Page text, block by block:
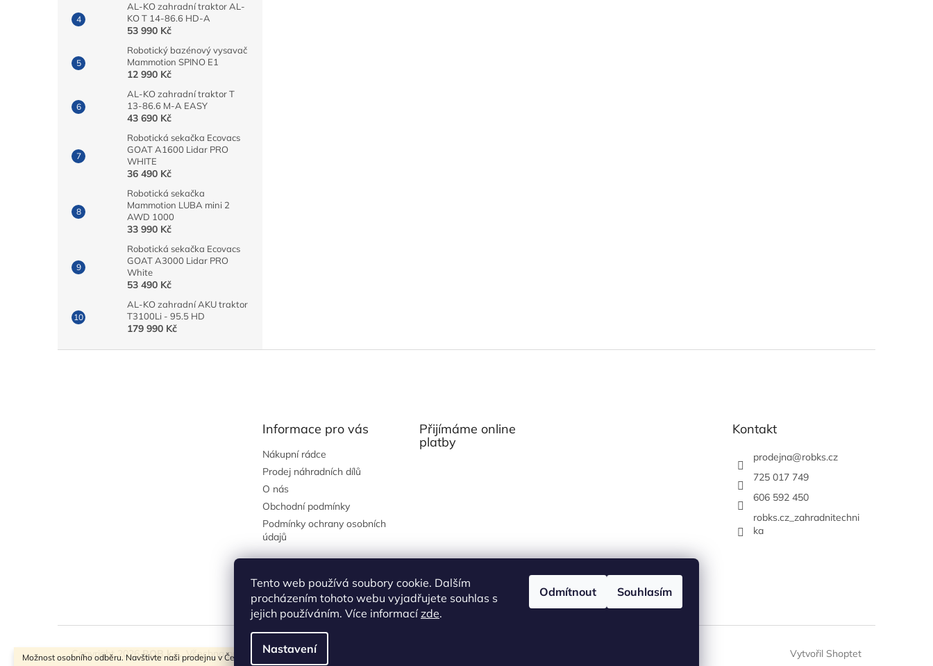
Tento web používá soubory cookie. Dalším
procházením tohoto webu vyjadřujete souhlas s
jejich používáním. Více informacízde.
Nastavení
Odmítnout Souhlasím
Možnost osobního odběru. Navštivte naši prodejnu v Českých Budějovicích.
AL-KO zahradní traktor AL-
KO T 14-86.6 HD-A
53 990 Kč
Robotický bazénový vysavač
Mammotion SPINO E1
12 990 Kč
AL-KO zahradní traktor T
13-86.6 M-A EASY
43 690 Kč
Robotická sekačka Ecovacs
GOAT A1600 Lidar PRO
WHITE
36 490 Kč
Robotická sekačka
Mammotion LUBA mini 2
AWD 1000
33 990 Kč
Robotická sekačka Ecovacs
GOAT A3000 Lidar PRO
White
53 490 Kč
AL-KO zahradní AKU traktor
T3100Li - 95.5 HD
179 990 Kč
Informace pro vás
Nákupní rádce
Prodej náhradních dílů
O nás
Obchodní podmínky
Podmínky ochrany osobních
údajů
Přijímáme online
platby
Kontakt
prodejna@robks.cz
725 017 749
606 592 450
robks.cz_zahradnitechni
ka
Vytvořil Shoptet
Copyright 2026ROB k.s. . Všechna práva vyhrazena.